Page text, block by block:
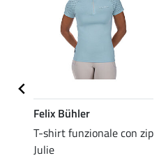
Felix Bühler
T-shirt funzionale con zip
Julie